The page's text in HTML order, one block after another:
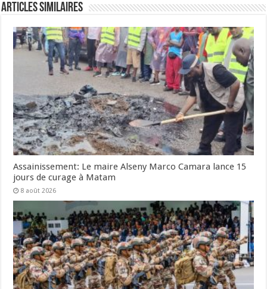
Articles Similaires
Assainissement: Le maire Alseny Marco Camara lance 15
jours de curage à Matam
8 août 2026